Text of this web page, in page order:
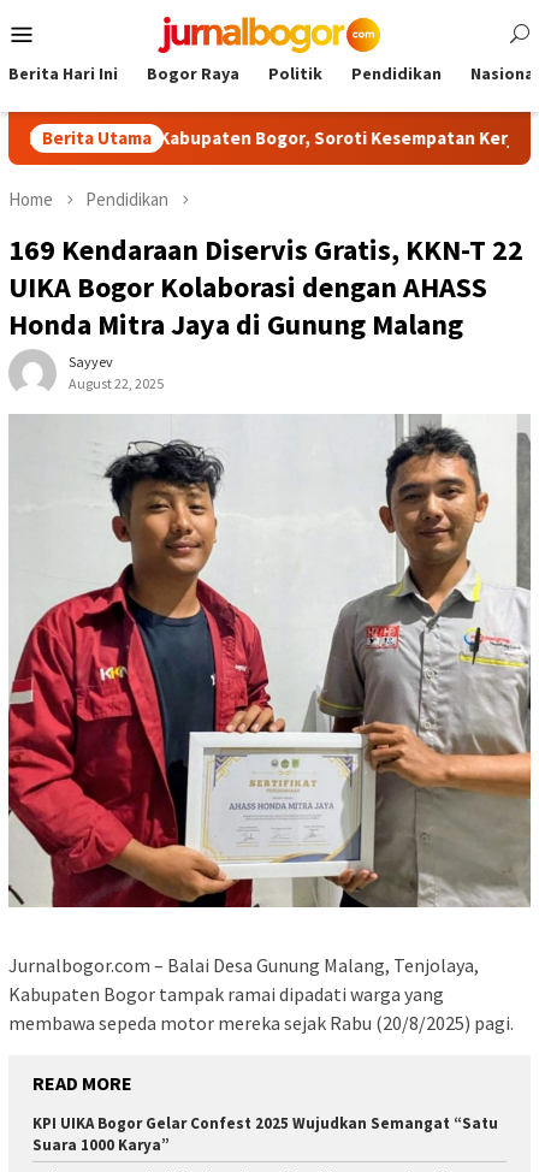
to
Menu
Berita Hari Ini Bogor Raya Politik Pendidikan Nasional
Berita Utama
Kabupaten Bogor, Soroti Kesempatan Kerja yang Setara
Home Pendidikan
169 Kendaraan Diservis Gratis, KKN-T 22
UIKA Bogor Kolaborasi dengan AHASS
Honda Mitra Jaya di Gunung Malang
Sayyev
August 22, 2025
Jurnalbogor.com – Balai Desa Gunung Malang, Tenjolaya,
Kabupaten Bogor tampak ramai dipadati warga yang
membawa sepeda motor mereka sejak Rabu (20/8/2025) pagi.
READ MORE
KPI UIKA Bogor Gelar Confest 2025 Wujudkan Semangat “Satu
Suara 1000 Karya”